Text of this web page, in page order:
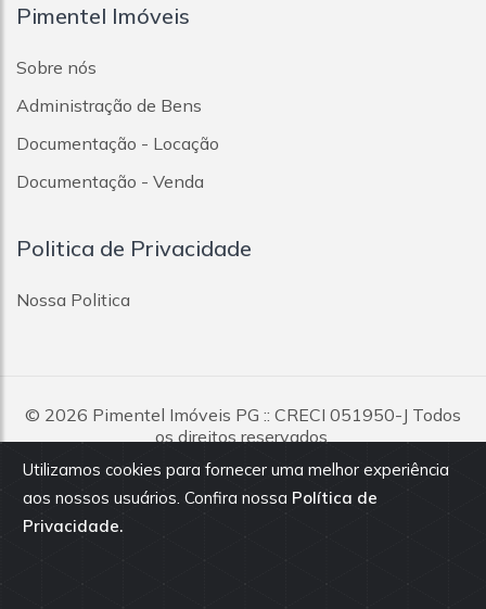
Utilizamos cookies para fornecer uma melhor experiência
aos nossos usuários. Confira nossa Política de
Privacidade.
Pimentel Imóveis
Sobre nós
Administração de Bens
Documentação - Locação
Documentação - Venda
Politica de Privacidade
Nossa Politica
© 2026 Pimentel Imóveis PG :: CRECI 051950-J Todos
os direitos reservados.
Todas as informações e valores exibidos neste portal são
fornecidos pelos proprietários dos imóveis, podendo sofrer
alterações sem aviso prévio. Antes da proposta, consulte nossos